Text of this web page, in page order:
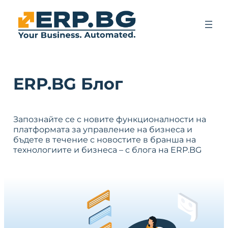
ERP.BG Блог
Запознайте се с новите функционалности на
платформата за управление на бизнеса и
бъдете в течение с новостите в бранша на
технологиите и бизнеса – с блога на ERP.BG